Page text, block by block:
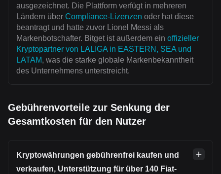
ausgezeichnet. Die Plattform verfügt in mehreren
Ländern über Compliance-Lizenzen oder hat diese
beantragt und hatte zuvor Lionel Messi als
Markenbotschafter. Bitget ist außerdem ein offizieller
Kryptopartner von LALIGA in EASTERN, SEA und
LATAM, was die starke globale Markenbekanntheit
des Unternehmens unterstreicht.
Gebührenvorteile zur Senkung der
Gesamtkosten für den Nutzer
Kryptowährungen gebührenfrei kaufen und
verkaufen, Unterstützung für über 140 Fiat-